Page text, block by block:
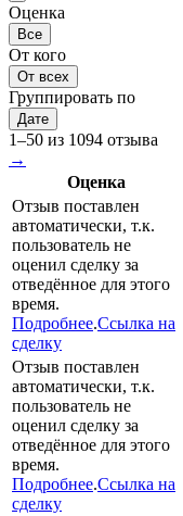
Оценка
Все
От кого
От всех
Группировать по
Дате
1–50 из 1094 отзыва
→
Оценка
Отзыв поставлен
автоматически, т.к.
пользователь не
оценил сделку за
отведённое для этого
время.
Подробнее.Ссылка на
сделку
Отзыв поставлен
автоматически, т.к.
пользователь не
оценил сделку за
отведённое для этого
время.
Подробнее.Ссылка на
сделку